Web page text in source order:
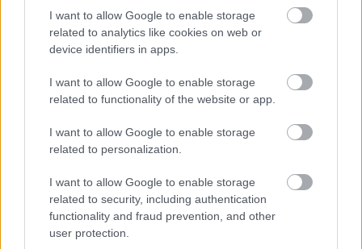
I want to allow Google to enable storage
related to analytics like cookies on web or
device identifiers in apps.
I want to allow Google to enable storage
related to functionality of the website or app.
I want to allow Google to enable storage
related to personalization.
I want to allow Google to enable storage
related to security, including authentication
functionality and fraud prevention, and other
user protection.
Ahogyan gyorsulni fog a pálya és egyre jobban gumizódik,
bőven benne van, hogy Perez ideje nem lesz elég a Q2-be
jutásra, bár ha elegendő is lenne, akkor sem zárhatna a 15.
helynél előrébb, hiszen megtörte az energiaitalos autót.
Fontos megjegyezni a szabadedzésekkel ellentétben az óra itt
Jelenleg Hamilton, De Vries, Sargeant, Sainz és Albon vannak
kieső pozícióban. Bő egy perc és újraindulnak a dolgok.